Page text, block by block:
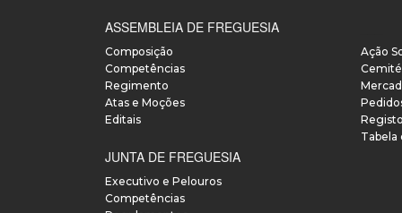
ASSEMBLEIA DE FREGUESIA
Composição
Competências
Regimento
Atas e Moções
Editais
JUNTA DE FREGUESIA
Executivo e Pelouros
Competências
Ação
Tabela